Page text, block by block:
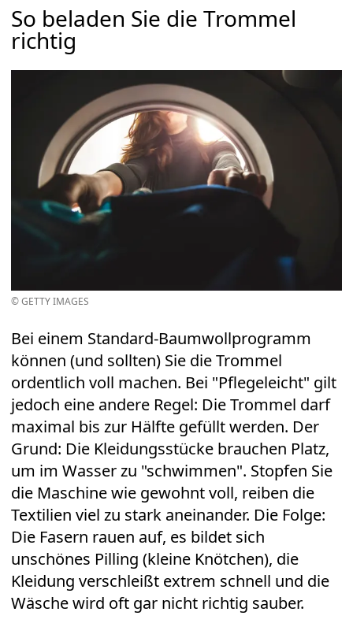
So beladen Sie die Trommel
richtig
© GETTY IMAGES
Bei einem Standard-Baumwollprogramm
können (und sollten) Sie die Trommel
ordentlich voll machen. Bei "Pflegeleicht" gilt
jedoch eine andere Regel: Die Trommel darf
maximal bis zur Hälfte gefüllt werden. Der
Grund: Die Kleidungsstücke brauchen Platz,
um im Wasser zu "schwimmen". Stopfen Sie
die Maschine wie gewohnt voll, reiben die
Textilien viel zu stark aneinander. Die Folge:
Die Fasern rauen auf, es bildet sich
unschönes Pilling (kleine Knötchen), die
Kleidung verschleißt extrem schnell und die
Wäsche wird oft gar nicht richtig sauber.